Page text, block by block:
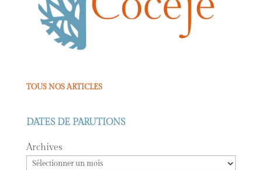
TOUS NOS ARTICLES
DATES DE PARUTIONS
Archives